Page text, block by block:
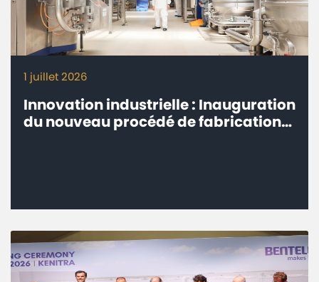
1 juillet 2026
Innovation industrielle : Inauguration
du nouveau procédé de fabrication